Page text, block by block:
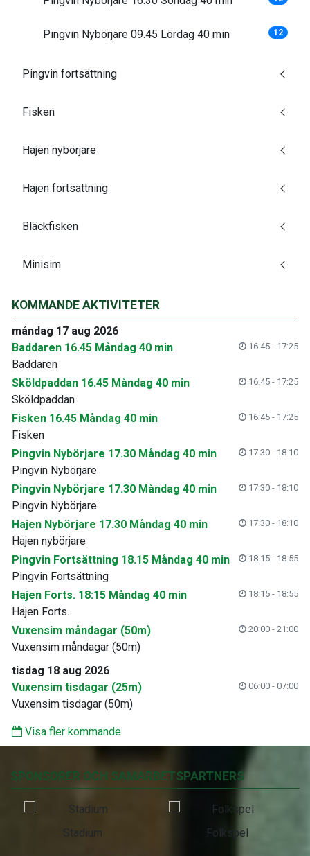
Pingvin Nybörjare 09.45 Lördag 40 min 12
Pingvin fortsättning
Fisken
Hajen nybörjare
Hajen fortsättning
Bläckfisken
Minisim
KOMMANDE AKTIVITETER
måndag 17 aug 2026
Baddaren 16.45 Måndag 40 min
16:45 - 17:25
Baddaren
Sköldpaddan 16.45 Måndag 40 min
16:45 - 17:25
Sköldpaddan
Fisken 16.45 Måndag 40 min
16:45 - 17:25
Fisken
Pingvin Nybörjare 17.30 Måndag 40 min
17:30 - 18:10
Pingvin Nybörjare
Pingvin Nybörjare 17.30 Måndag 40 min
17:30 - 18:10
Pingvin Nybörjare
Hajen Nybörjare 17.30 Måndag 40 min
17:30 - 18:10
Hajen nybörjare
Pingvin Fortsättning 18.15 Måndag 40 min
18:15 - 18:55
Pingvin Fortsättning
Hajen Forts. 18:15 Måndag 40 min
18:15 - 18:55
Hajen Forts.
Vuxensim måndagar (50m)
20:00 - 21:00
Vuxensim måndagar (50m)
tisdag 18 aug 2026
Vuxensim tisdagar (25m)
06:00 - 07:00
Vuxensim tisdagar (50m)
Visa fler kommande
SPONSORER OCH SAMARBETSPARTNERS
Stadium Folkspel